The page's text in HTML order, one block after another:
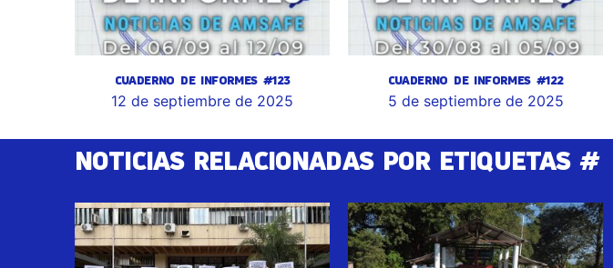
CUADERNO DE INFORMES #123
12 de septiembre de 2025
CUADERNO DE INFORMES #122
5 de septiembre de 2025
NOTICIAS RELACIONADAS POR ETIQUETAS #